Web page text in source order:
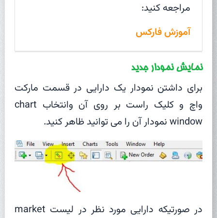
مراجعه کنید:
آموزش فارکس
نمایش نمودار جدید
برای داشتن نمودار یک دارایی در قسمت مارکت
واچ و کلیک راست بر روی آن وانتخاب chart
window نمودار آن را می توانید ظاهر کنید.
در صورتیکه دارایی مورد نظر در لیست market